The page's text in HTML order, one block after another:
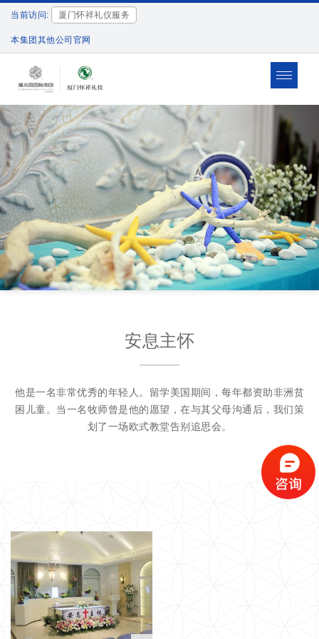
当前访问: 厦门怀祥礼仪服务
本集团其他公司官网
Toggle
安息主怀
他是一名非常优秀的年轻人。留学美国期间，每年都资助非洲贫
困儿童。当一名牧师曾是他的愿望，在与其父母沟通后，我们策
划了一场欧式教堂告别追思会。